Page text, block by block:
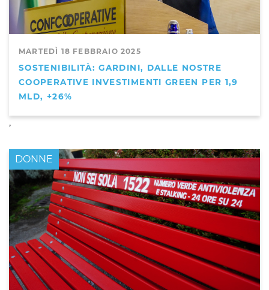
MARTEDÌ 18 FEBBRAIO 2025
SOSTENIBILITÀ: GARDINI, DALLE NOSTRE
COOPERATIVE INVESTIMENTI GREEN PER 1,9
MLD, +26%
,
DONNE